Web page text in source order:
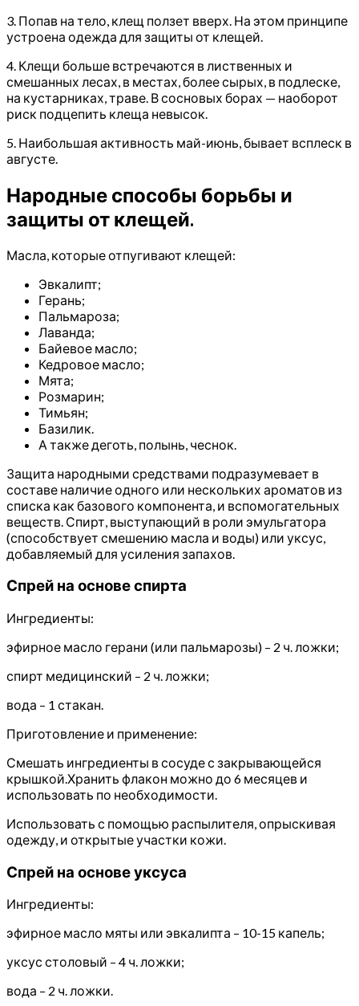
3. Попав на тело, клещ ползет вверх. На этом принципе
устроена одежда для защиты от клещей.
4. Клещи больше встречаются в лиственных и
смешанных лесах, в местах, более сырых, в подлеске,
на кустарниках, траве. В сосновых борах — наоборот
риск подцепить клеща невысок.
5. Наибольшая активность май-июнь, бывает всплеск в
августе.
Народные способы борьбы и
защиты от клещей.
Масла, которые отпугивают клещей:
Эвкалипт;
Герань;
Пальмароза;
Лаванда;
Байевое масло;
Кедровое масло;
Мята;
Розмарин;
Тимьян;
Базилик.
А также деготь, полынь, чеснок.
Защита народными средствами подразумевает в
составе наличие одного или нескольких ароматов из
списка как базового компонента, и вспомогательных
веществ. Спирт, выступающий в роли эмульгатора
(способствует смешению масла и воды) или уксус,
добавляемый для усиления запахов.
Спрей на основе спирта
Ингредиенты:
эфирное масло герани (или пальмарозы) – 2 ч. ложки;
спирт медицинский – 2 ч. ложки;
вода – 1 стакан.
Приготовление и применение:
Смешать ингредиенты в сосуде с закрывающейся
крышкой.Хранить флакон можно до 6 месяцев и
использовать по необходимости.
Использовать с помощью распылителя, опрыскивая
одежду, и открытые участки кожи.
Спрей на основе уксуса
Ингредиенты:
эфирное масло мяты или эвкалипта – 10-15 капель;
уксус столовый – 4 ч. ложки;
вода – 2 ч. ложки.